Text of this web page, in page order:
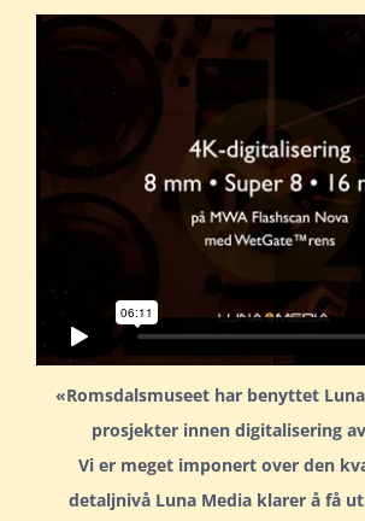
«Romsdalsmuseet har benyttet
prosjekter innen digitalisering
Vi er meget imponert over den
detaljnivå Luna Media klarer å få